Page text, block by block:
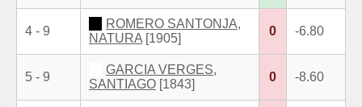
4 - 9
ROMERO SANTONJA,
NATURA [1905]
0 -6.80
5 - 9
GARCIA VERGES,
SANTIAGO [1843]
0 -8.60